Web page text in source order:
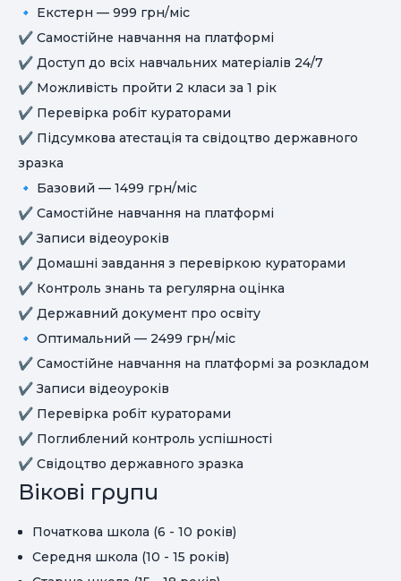
🔹 Екстерн — 999 грн/міс
✔️ Самостійне навчання на платформі
✔️ Доступ до всіх навчальних матеріалів 24/7
✔️ Можливість пройти 2 класи за 1 рік
✔️ Перевірка робіт кураторами
✔️ Підсумкова атестація та свідоцтво державного
зразка
🔹 Базовий — 1499 грн/міс
✔️ Самостійне навчання на платформі
✔️ Записи відеоуроків
✔️ Домашні завдання з перевіркою кураторами
✔️ Контроль знань та регулярна оцінка
✔️ Державний документ про освіту
🔹 Оптимальний — 2499 грн/міс
✔️ Самостійне навчання на платформі за розкладом
✔️ Записи відеоуроків
✔️ Перевірка робіт кураторами
✔️ Поглиблений контроль успішності
✔️ Свідоцтво державного зразка
Вікові групи
Початкова школа (6 - 10 років)
Середня школа (10 - 15 років)